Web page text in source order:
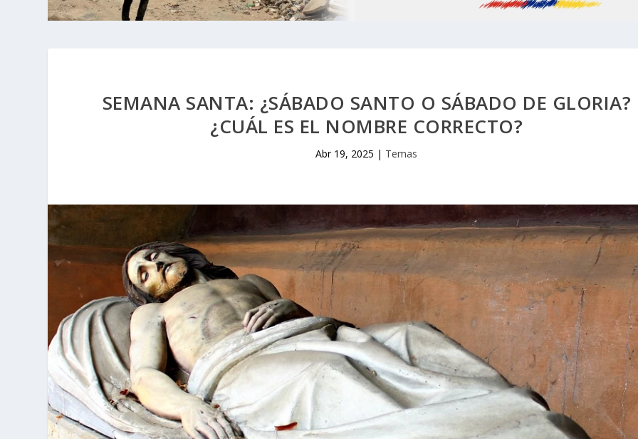
SEMANA SANTA: ¿SÁBADO SANTO O SÁBADO DE GLORIA?
¿CUÁL ES EL NOMBRE CORRECTO?
Abr 19, 2025 | Temas